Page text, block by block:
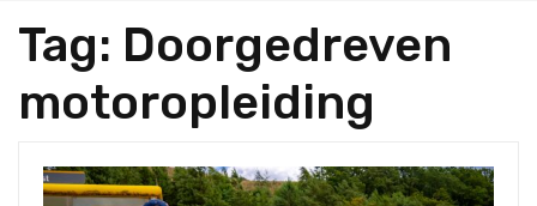
Tag: Doorgedreven
motoropleiding